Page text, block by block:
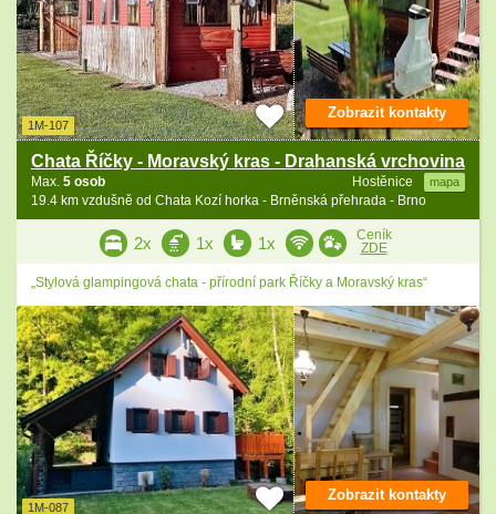
1M-107
Chata Říčky - Moravský kras - Drahanská vrchovina
Hostěnice mapa
Max. 5 osob
19.4 km vzdušně od Chata Kozí horka - Brněnská přehrada - Brno
Zobrazit kontakty
2x 1x 1x
Ceník
ZDE
„Stylová glampingová chata - přírodní park Říčky a Moravský kras“
1M-087
Zobrazit kontakty